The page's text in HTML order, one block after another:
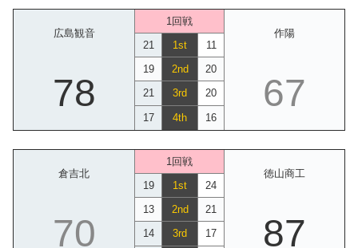
広島観音
1回戦
作陽
21
1st 11
78
19 2nd 20
67
21 3rd 20
17 4th 16
倉吉北
1回戦
徳山商工
19
1st 24
70
13 2nd 21
87
14 3rd 17